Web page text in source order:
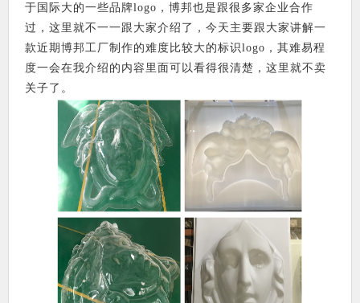
于国际大的一些品牌logo，博邦也是跟很多家企业合作
过，这里就不一一跟大家介绍了，今天主要跟大家讲解一
款近期博邦工厂制作的难度比较大的标识logo，其难易程
度一会在我介绍的内容里面可以看得很清楚，这里就不卖
关子了。